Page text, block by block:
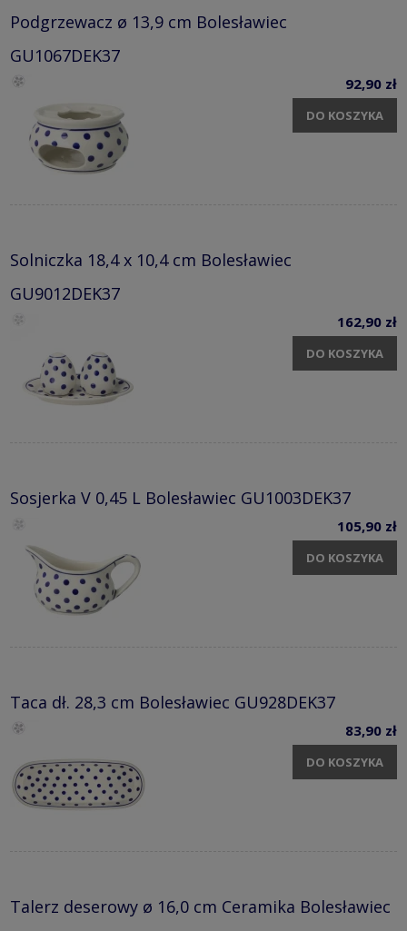
Podgrzewacz ø 13,9 cm Bolesławiec
GU1067DEK37
92,90 zł
DO KOSZYKA
Solniczka 18,4 x 10,4 cm Bolesławiec
GU9012DEK37
162,90 zł
DO KOSZYKA
Sosjerka V 0,45 L Bolesławiec GU1003DEK37
105,90 zł
DO KOSZYKA
Taca dł. 28,3 cm Bolesławiec GU928DEK37
83,90 zł
DO KOSZYKA
Talerz deserowy ø 16,0 cm Ceramika Bolesławiec